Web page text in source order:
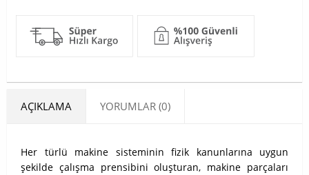
AÇIKLAMA YORUMLAR (0)
Her türlü makine sisteminin fizik kanunlarına uygun
şekilde çalışma prensibini oluşturan, makine parçaları